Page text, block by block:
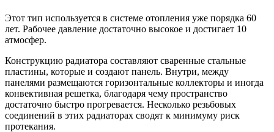
Этот тип используется в системе отопления уже порядка 60
лет. Рабочее давление достаточно высокое и достигает 10
атмосфер.
Конструкцию радиатора составляют сваренные стальные
пластины, которые и создают панель. Внутри, между
панелями размещаются горизонтальные коллекторы и иногда
конвективная решетка, благодаря чему пространство
достаточно быстро прогревается. Несколько резьбовых
соединений в этих радиаторах сводят к минимуму риск
протекания.